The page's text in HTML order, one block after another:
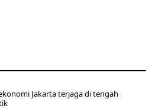
Jakarta terjaga di tengah